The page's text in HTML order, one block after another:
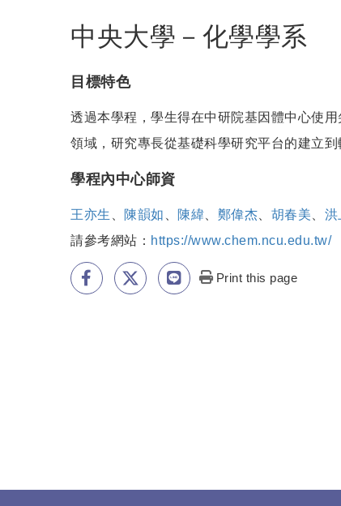
中央大學－化學學系
目標特色
透過本學程，學生得在中研院基因體中心使
領域，研究專長從基礎科學研究平台的建立
學程內中心師資
王亦生 陳韻如 陳緯 鄭偉杰 胡春美 洪
請參考網站： https://www.chem.ncu.edu.tw/
Print this page